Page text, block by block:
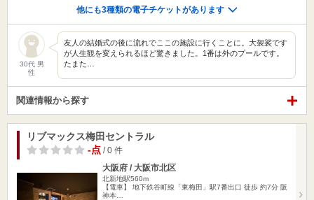
他にも3種類の電子チケットがあります
30代 男
性
友人の結婚式の後に流れでここの施設に行くことに。大袈裟です
が人生観を変えられるほど驚きました。1番は外のプールです。
たまた…
関連情報から探す
リブマックス梅田セントラル
-点 / 0 件
大阪府 / 大阪市北区
北新地駅560m
【電車】 地下鉄谷町線「東梅田」駅7番出口 徒歩 約7分 阪
神本…